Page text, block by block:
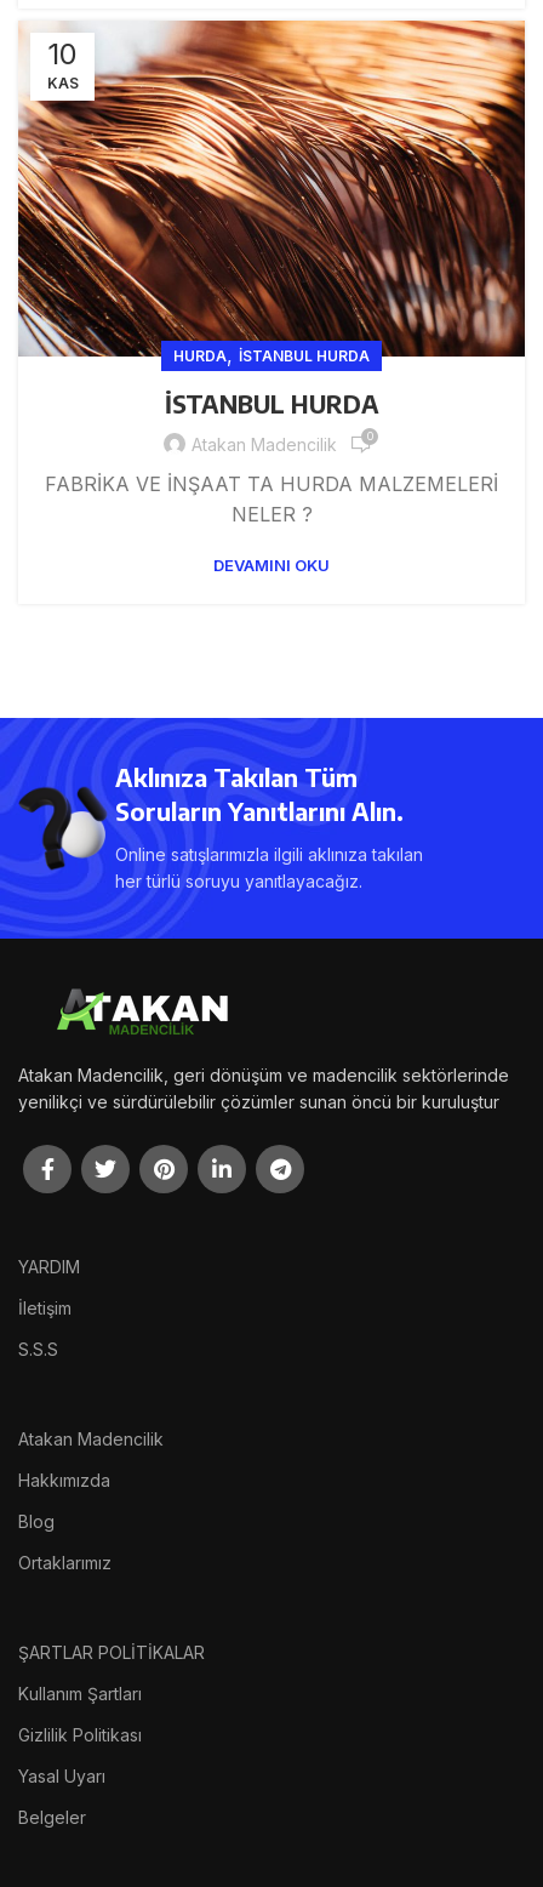
10
KAS
HURDA, ISTANBUL HURDA
İSTANBUL HURDA
Atakan Madencilik 0
FABRİKA VE İNŞAAT TA HURDA MALZEMELERİ
NELER ?
DEVAMINI OKU
Aklınıza Takılan Tüm
Soruların Yanıtlarını Alın.
Online satışlarımızla ilgili aklınıza takılan
her türlü soruyu yanıtlayacağız.
Atakan Madencilik, geri dönüşüm ve madencilik sektörlerinde
yenilikçi ve sürdürülebilir çözümler sunan öncü bir kuruluştur
YARDIM
İletişim
S.S.S
Atakan Madencilik
Hakkımızda
Blog
Ortaklarımız
ŞARTLAR POLİTİKALAR
Kullanım Şartları
Gizlilik Politikası
Yasal Uyarı
Belgeler